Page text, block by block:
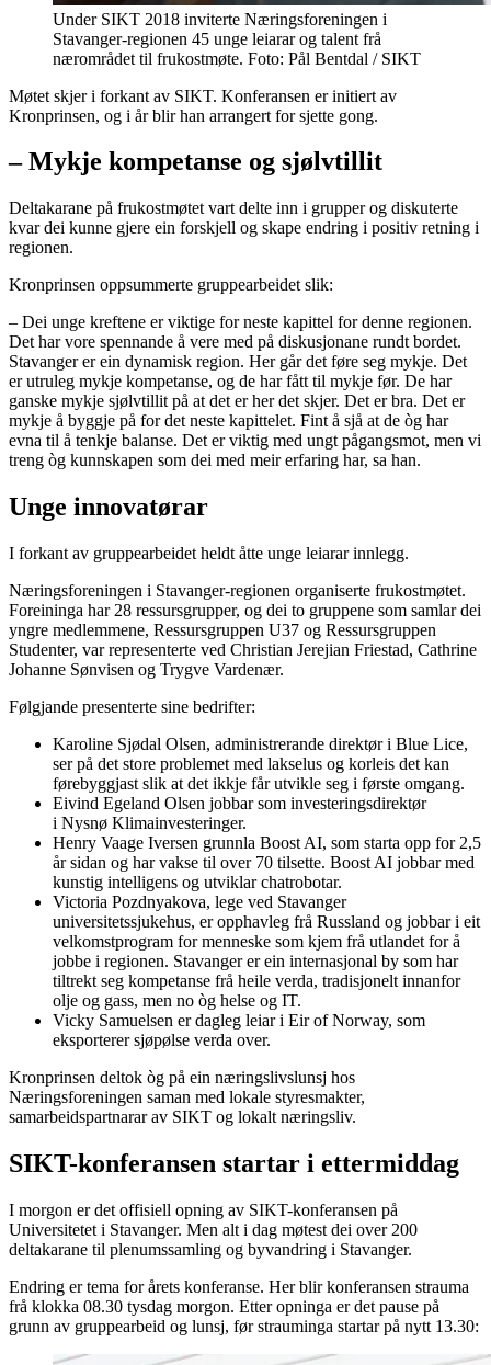
Under SIKT 2018 inviterte Næringsforeningen i
Stavanger-regionen 45 unge leiarar og talent frå
nærområdet til frukostmøte. Foto: Pål Bentdal / SIKT
Møtet skjer i forkant av SIKT. Konferansen er initiert av
Kronprinsen, og i år blir han arrangert for sjette gong.
– Mykje kompetanse og sjølvtillit
Deltakarane på frukostmøtet vart delte inn i grupper og diskuterte
kvar dei kunne gjere ein forskjell og skape endring i positiv retning i
regionen.
Kronprinsen oppsummerte gruppearbeidet slik:
– Dei unge kreftene er viktige for neste kapittel for denne regionen.
Det har vore spennande å vere med på diskusjonane rundt bordet.
Stavanger er ein dynamisk region. Her går det føre seg mykje. Det
er utruleg mykje kompetanse, og de har fått til mykje før. De har
ganske mykje sjølvtillit på at det er her det skjer. Det er bra. Det er
mykje å byggje på for det neste kapittelet. Fint å sjå at de òg har
evna til å tenkje balanse. Det er viktig med ungt pågangsmot, men vi
treng òg kunnskapen som dei med meir erfaring har, sa han.
Unge innovatørar
I forkant av gruppearbeidet heldt åtte unge leiarar innlegg.
Næringsforeningen i Stavanger-regionen organiserte frukostmøtet.
Foreininga har 28 ressursgrupper, og dei to gruppene som samlar dei
yngre medlemmene, Ressursgruppen U37 og Ressursgruppen
Studenter, var representerte ved Christian Jerejian Friestad, Cathrine
Johanne Sønvisen og Trygve Vardenær.
Følgjande presenterte sine bedrifter:
Karoline Sjødal Olsen, administrerande direktør i Blue Lice,
ser på det store problemet med lakselus og korleis det kan
førebyggjast slik at det ikkje får utvikle seg i første omgang.
Eivind Egeland Olsen jobbar som investeringsdirektør
i Nysnø Klimainvesteringer.
Henry Vaage Iversen grunnla Boost AI, som starta opp for 2,5
år sidan og har vakse til over 70 tilsette. Boost AI jobbar med
kunstig intelligens og utviklar chatrobotar.
Victoria Pozdnyakova, lege ved Stavanger
universitetssjukehus, er opphavleg frå Russland og jobbar i eit
velkomstprogram for menneske som kjem frå utlandet for å
jobbe i regionen. Stavanger er ein internasjonal by som har
tiltrekt seg kompetanse frå heile verda, tradisjonelt innanfor
olje og gass, men no òg helse og IT.
Vicky Samuelsen er dagleg leiar i Eir of Norway, som
eksporterer sjøpølse verda over.
Kronprinsen deltok òg på ein næringslivslunsj hos
Næringsforeningen saman med lokale styresmakter,
samarbeidspartnarar av SIKT og lokalt næringsliv.
SIKT-konferansen startar i ettermiddag
I morgon er det offisiell opning av SIKT-konferansen på
Universitetet i Stavanger. Men alt i dag møtest dei over 200
deltakarane til plenumssamling og byvandring i Stavanger.
Endring er tema for årets konferanse. Her blir konferansen strauma
frå klokka 08.30 tysdag morgon. Etter opninga er det pause på
grunn av gruppearbeid og lunsj, før strauminga startar på nytt 13.30: